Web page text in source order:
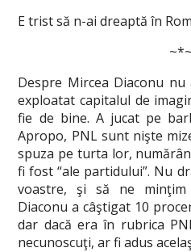
E trist să n-ai dreaptă în
~*~
Despre Mircea Diaconu nu
exploatat capitalul de
fie de bine. A jucat pe
Apropo, PNL sunt nişte
spuza pe turta lor,
fi fost “ale partidului”. Nu
voastre, şi să ne
Diaconu a câştigat 10
dar dacă era în rubrica
necunoscuţi, ar fi adus